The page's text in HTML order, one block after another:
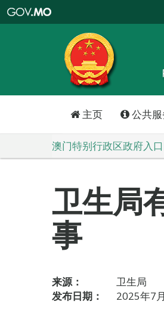
特
政
区
政
口
主页 公共服
澳门特别行政区政府入
卫生局
事
来源：
卫生局
发布日期：
2025年7